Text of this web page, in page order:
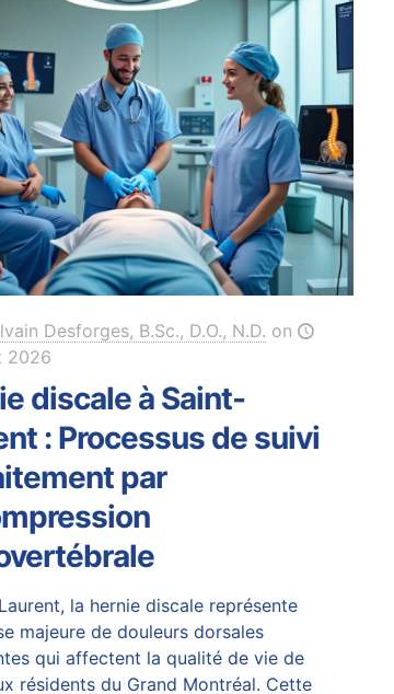
Desforges, B.Sc., D.O., N.D. on
2026
discale à Saint-
: Processus de suivi
par
la hernie discale représente
majeure de douleurs dorsales
qui affectent la qualité de vie de
résidents du Grand Montréal. Cette